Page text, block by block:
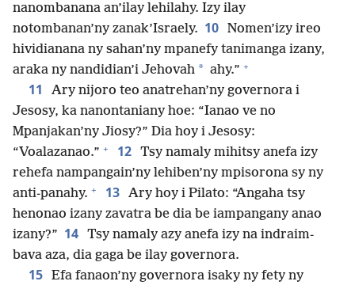
nanombanana an’ilay lehilahy. Izy ilay
notombanan’ny zanak’Israely. 10 Nomen’izy ireo
hividianana ny sahan’ny mpanefy tanimanga izany,
araka ny nandidian’i Jehovah * ahy.” +
11
Ary nijoro teo anatrehan’ny governora i
Jesosy, ka nanontaniany hoe: “Ianao ve no
Mpanjakan’ny Jiosy?” Dia hoy i Jesosy:
“Voalazanao.” + 12 Tsy namaly mihitsy anefa izy
rehefa nampangain’ny lehiben’ny mpisorona sy ny
anti-panahy. + 13 Ary hoy i Pilato: “Angaha tsy
henonao izany zavatra be dia be iampangany anao
izany?” 14 Tsy namaly azy anefa izy na indraim-
bava aza, dia gaga be ilay governora.
15 Efa fanaon’ny governora isaky ny fety ny